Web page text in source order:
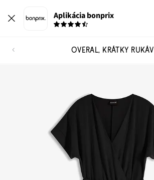
Aplikácia bonprix
OVERAL, KRÁTKY RUKÁV